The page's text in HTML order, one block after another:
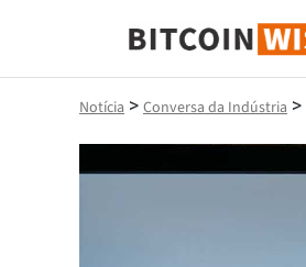
Sabedoria do Bitcoin
Notícia > Conversa da Indústria >